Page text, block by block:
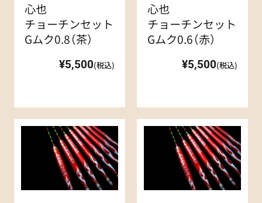
心也
チョーチンセット
Gムク0.8（茶）
¥5,500(税込)
心也
チョーチンセット
Gムク0.6（赤）
¥5,500(税込)